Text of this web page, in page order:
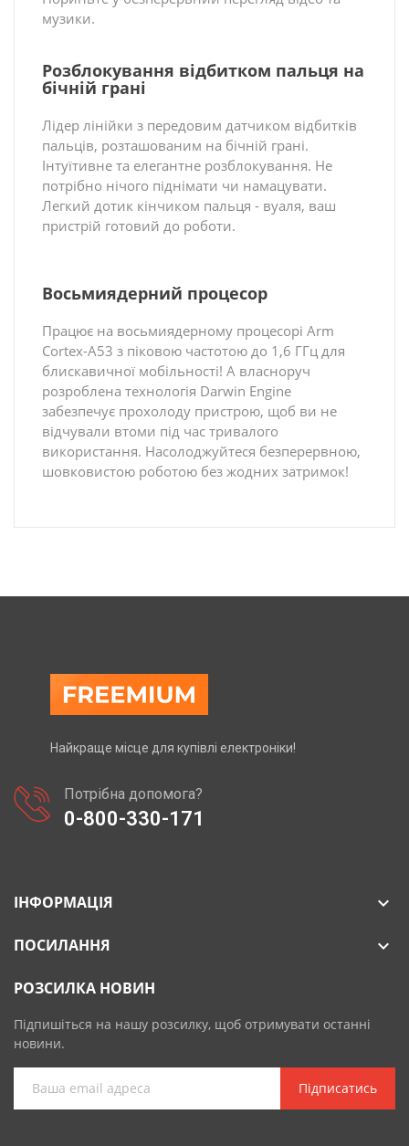
музики.
Розблокування відбитком пальця на
бічній грані
Лідер лінійки з передовим датчиком відбитків
пальців, розташованим на бічній грані.
Інтуїтивне та елегантне розблокування. Не
потрібно нічого піднімати чи намацувати.
Легкий дотик кінчиком пальця - вуаля, ваш
пристрій готовий до роботи.
Восьмиядерний процесор
Працює на восьмиядерному процесорі Arm
Cortex-A53 з піковою частотою до 1,6 ГГц для
блискавичної мобільності! А власноруч
розроблена технологія Darwin Engine
забезпечує прохолоду пристрою, щоб ви не
відчували втоми під час тривалого
використання. Насолоджуйтеся безперервною,
шовковистою роботою без жодних затримок!
Найкраще місце для купівлі електроніки!
Потрібна допомога?
0-800-330-171
ІНФОРМАЦІЯ 
ПОСИЛАННЯ 
РОЗСИЛКА НОВИН
Підпишіться на нашу розсилку, щоб отримувати останні
новини.
Підписатись